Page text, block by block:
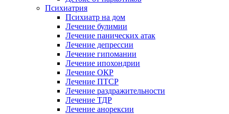
Психиатрия
Психиатр на дом
Лечение булимии
Лечение панических атак
Лечение депрессии
Лечение гипомании
Лечение ипохондрии
Лечение ОКР
Лечение ПТСР
Лечение раздражительности
Лечение ТДР
Лечение анорексии